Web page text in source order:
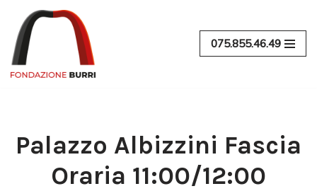
Vai
al
contenuto
075.855.46.49
Palazzo Albizzini Fascia
Oraria 11:00/12:00